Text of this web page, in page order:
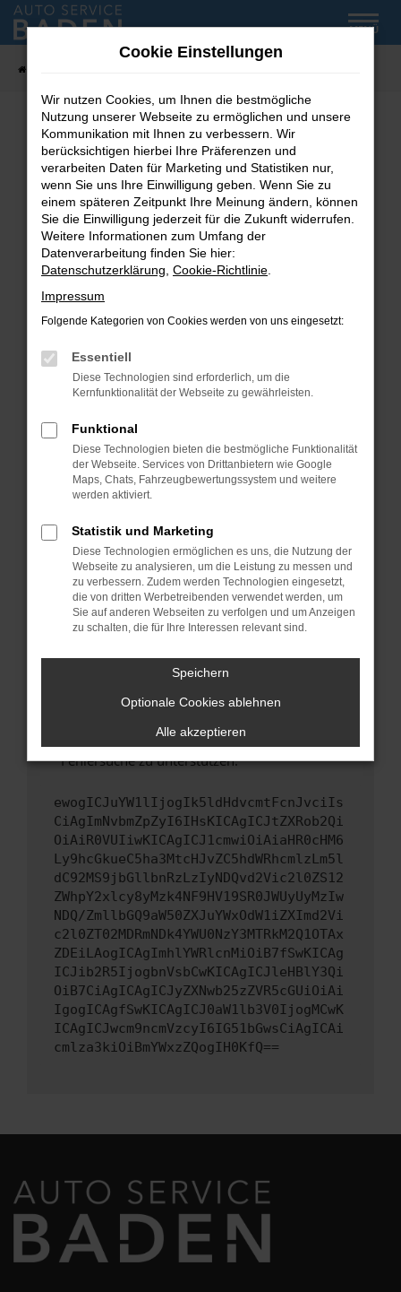
Zum
Hauptinhalt
MENÜ
Fehler: Network Error
Beim Laden ist ein Fehler aufgetreten.
Hier sind ein paar Tipps, die dir helfen können:
Überprüfe deine Firewall und deine
Internetverbindung.
Laden andere Webseiten, zum Beispiel deine
Suchmaschine?
Prüfe deine Browsererweiterungen.
können das Laden bestimmter Seiten
verhindern. Funktioniert die Seite in einem
Fenster?
Starte dein Gerät neu.
Das kann manchmal helfen, vorübergehende
Probleme zu beheben.
Betriebssystem auf dem neuesten Stand
sind.
Veraltete Software birgt nicht nur ein
Sicherheitsrisiko, sondern kann auch dazu
führen, dass bestimmte Funktionen nicht mehr
unterstützt werden.
Wende dich an den Webseitenbetreiber.
Wenn du alle oben genannten Schritte versucht
hast, kontaktiere uns bitte. Wir werden
uns diesen Text schicken, um uns bei der
Fehlersuche zu unterstützen:
ewogICJuYW1lIjogIk5ldHdvcmtFcnJvciIs
CiAgImNvbmZpZyI6IHsKICAgICJtZXRob2Qi
OiAiR0VUIiwKICAgICJ1cmwiOiAiaHR0cHM6
Ly9hcGkueC5ha3MtcHJvZC5hdWRhcmlzLm5l
dC92MS9jbGllbnRzLzIyNDQvd2Vic2l0ZS12
ZWhpY2xlcy8yMzk4NF9HV19SR0JWUyUyMzIw
NDQ/ZmllbGQ9aW50ZXJuYWxOdW1iZXImd2Vi
c2l0ZT02MDRmNDk4YWU0NzY3MTRkM2Q1OTAx
ZDEiLAogICAgImhlYWRlcnMiOiB7fSwKICAg
ICJib2R5IjogbnVsbCwKICAgICJleHBlY3Qi
OiB7CiAgICAgICJyZXNwb25zZVR5cGUiOiAi
IgogICAgfSwKICAgICJ0aW1lb3V0IjogMCwK
ICAgICJwcm9ncmVzcyI6IG51bGwsCiAgICAi
cmlza3kiOiBmYWxzZQogIH0KfQ==
Cookie Einstellungen
Wir nutzen Cookies, um Ihnen die bestmögliche
Nutzung unserer Webseite zu ermöglichen und unsere
Kommunikation mit Ihnen zu verbessern. Wir
berücksichtigen hierbei Ihre Präferenzen und
verarbeiten Daten für Marketing und Statistiken nur,
wenn Sie uns Ihre Einwilligung geben. Wenn Sie zu
einem späteren Zeitpunkt Ihre Meinung ändern, können
Sie die Einwilligung jederzeit für die Zukunft widerrufen.
Weitere Informationen zum Umfang der
Datenverarbeitung finden Sie hier:
Datenschutzerklärung Cookie-Richtlinie
Impressum
Folgende Kategorien von Cookies werden von uns eingesetzt:
Essentiell
Diese Technologien sind erforderlich, um die
Kernfunktionalität der Webseite zu gewährleisten.
Funktional
Diese Technologien bieten die bestmögliche Funktionalität
der Webseite. Services von Drittanbietern wie Google
Maps, Chats, Fahrzeugbewertungssystem und weitere
werden aktiviert.
Statistik und Marketing
Diese Technologien ermöglichen es uns, die Nutzung der
Webseite zu analysieren, um die Leistung zu messen und
zu verbessern. Zudem werden Technologien eingesetzt,
die von dritten Werbetreibenden verwendet werden, um
Sie auf anderen Webseiten zu verfolgen und um Anzeigen
zu schalten, die für Ihre Interessen relevant sind.
Speichern
Optionale Cookies ablehnen
Alle akzeptieren